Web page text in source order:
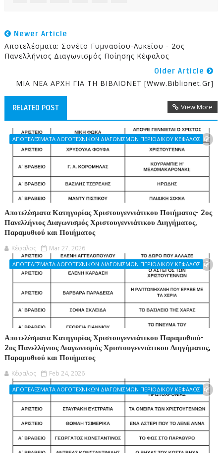
Newer Article
Αποτελέσματα: Σονέτο Γυμνασίου-Λυκείου - 2ος
Πανελλήνιος Διαγωνισμός Ποίησης Κέφαλος
Older Article
ΜΙΑ ΝΕΑ ΑΡΧΗ ΓΙΑ ΤΗ ΒΙΒΛΙΟΝΕΤ [www.biblionet.gr]
RELATED POST View More
ΑΠΟΤΕΛΕΣΜΑΤΑ ΛΟΓΟΤΕΧΝΙΚΩΝ ΔΙΑΓΩΝΙΣΜΩΝ ΠΕΡΙΟΔΙΚΟΥ ΚΕΦΑΛΟΣ
Αποτελέσματα Κατηγορίας Χριστουγεννιάτικου Ποιήματος- 2ος
Πανελλήνιος Διαγωνισμός Χριστουγεννιάτικου Διηγήματος,
Παραμυθιού και Ποιήματος
Κέφαλος Mar 27, 2026
ΑΠΟΤΕΛΕΣΜΑΤΑ ΛΟΓΟΤΕΧΝΙΚΩΝ ΔΙΑΓΩΝΙΣΜΩΝ ΠΕΡΙΟΔΙΚΟΥ ΚΕΦΑΛΟΣ
Αποτελέσματα Κατηγορίας Χριστουγεννιάτικου Παραμυθιού-
2ος Πανελλήνιος Διαγωνισμός Χριστουγεννιάτικου Διηγήματος,
Παραμυθιού και Ποιήματος
Κέφαλος Feb 24, 2026
ΑΠΟΤΕΛΕΣΜΑΤΑ ΛΟΓΟΤΕΧΝΙΚΩΝ ΔΙΑΓΩΝΙΣΜΩΝ ΠΕΡΙΟΔΙΚΟΥ ΚΕΦΑΛΟΣ